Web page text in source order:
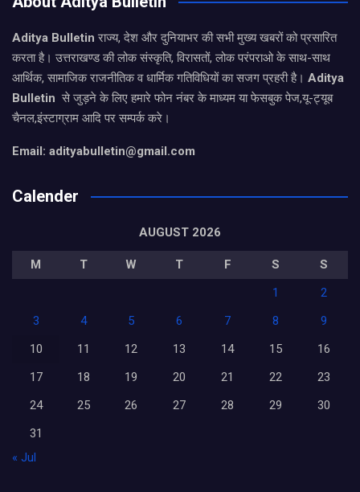
Aditya Bulletinराज्य, देश और दुनियाभर की सभी मुख्य खबरों को प्रसारित
करता है। उत्तराखण्ड की लोक संस्कृति, विरासतों, लोक परंपराओ के साथ-साथ
आर्थिक, सामाजिक राजनीतिक व धार्मिक गतिविधियों का सजग प्रहरी है। Aditya
Bulletin से जुड़ने के लिए हमारे फोन नंबर के माध्यम या फेसबुक पेज,यू-ट्यूब
चैनल,इंस्टाग्राम आदि पर सम्पर्क करे।
Email: adityabulletin@gmail.com
Calender
AUGUST 2026
M T W T F S
S
1
2
3
4 5 6 7 8
9
10
11 12 13 14 15
16
17
18 19 20 21 22
23
24
25 26 27 28 29
30
31
« Jul